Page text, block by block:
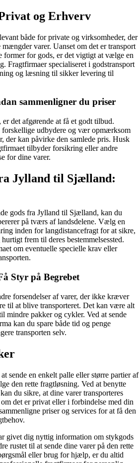
og Erhverv
både for private og virksomheder, der
varer. Uanset om det er transport
former for gods, er det vigtigt at vælge en
Fragtfirmaer specialiseret i godstransport
og læsning til sikker levering til
sammenligner du priser
det afgørende at få et godt tilbud.
forskellige udbydere og vær opmærksom
der kan påvirke den samlede pris. Husk
tilbyder forsikring eller andre
for dine varer.
Jylland til Sjælland:
gods fra Jylland til Sjælland, kan du
på tværs af landsdelene. Vælg en
inden for langdistancefragt for at sikre,
frem til deres bestemmelsessted.
om eventuelle specielle krav eller
Styr på Begrebet
forsendelser af varer, der ikke kræver
til at blive transporteret. Det kan være alt
mindre pakker og cykler. Ved at sende
kan du spare både tid og penge
transporten selv.
sende en enkelt palle eller større partier af
den rette fragtløsning. Ved at benytte
du sikre, at dine varer transporteres
det er privat eller i forbindelse med din
priser og services for at få den
givet dig nyttig information om stykgods
rustet til at sende dine varer på den rette
eller brug for hjælp, er du altid